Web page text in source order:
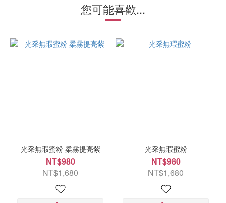
您可能喜歡...
光采無瑕蜜粉 柔霧提亮紫
NT$980
NT$1,680
光采無瑕蜜粉
NT$980
NT$1,680